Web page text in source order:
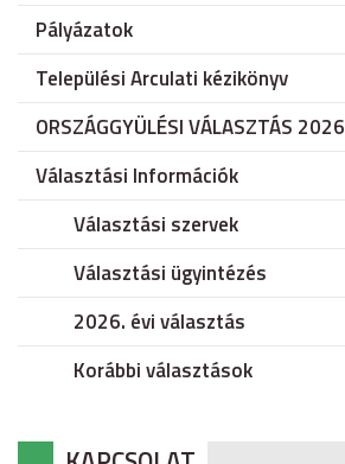
Pályázatok
Települési Arculati kézikönyv
ORSZÁGGYÜLÉSI VÁLASZTÁS 2026
Választási Információk
Választási szervek
Választási ügyintézés
2026. évi választás
Korábbi választások